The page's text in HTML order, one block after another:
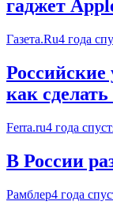
гаджет
Газета.Ru4 года
как
Ferra.ru4 года
В России
Рамблер4 года